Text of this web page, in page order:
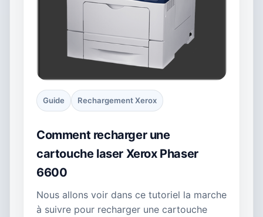
Guide Rechargement Xerox
Comment recharger une
cartouche laser Xerox Phaser
6600
Nous allons voir dans ce tutoriel la marche
à suivre pour recharger une cartouche